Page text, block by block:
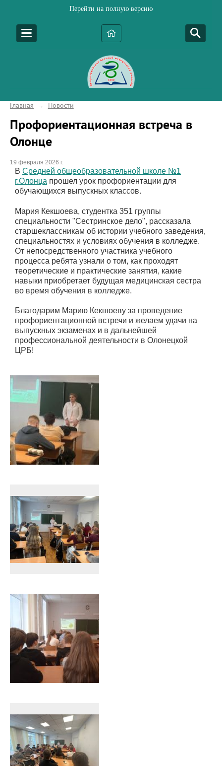
Перейти на полную версию
Главная → Новости
Профориентационная встреча в
Олонце
19 февраля 2026 г.
В Средней общеобразовательной школе №1
г.Олонца прошел урок профориентации для
обучающихся выпускных классов.
Мария Кекшоева, студентка 351 группы
специальности "Сестринское дело", рассказала
старшеклассникам об истории учебного заведения,
специальностях и условиях обучения в колледже.
От непосредственного участника учебного
процесса ребята узнали о том, как проходят
теоретические и практические занятия, какие
навыки приобретает будущая медицинская сестра
во время обучения в колледже.
Благодарим Марию Кекшоеву за проведение
профориентационной встречи и желаем удачи на
выпускных экзаменах и в дальнейшей
профессиональной деятельности в Олонецкой
ЦРБ!